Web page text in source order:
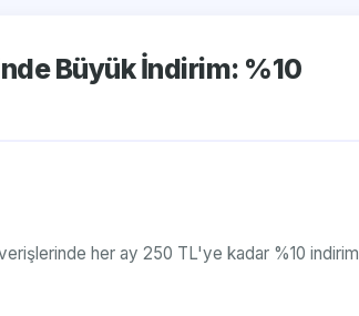
Büyük İndirim: %10
her ay 250 TL'ye kadar %10 indirim